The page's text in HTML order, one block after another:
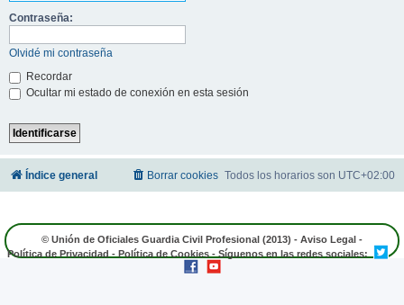
Contraseña:
Olvidé mi contraseña
Recordar
Ocultar mi estado de conexión en esta sesión
Índice general Todos los horarios son UTC+02:00
Borrar cookies
© Unión de Oficiales Guardia Civil Profesional (2013) - Aviso Legal -
Política de Privacidad - Política de Cookies - Síguenos en las redes sociales: